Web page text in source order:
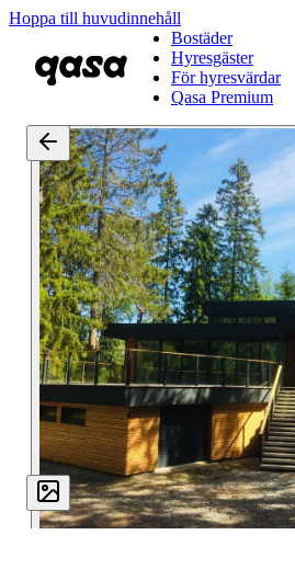
Hoppa till huvudinnehåll
Bostäder
Hyresgäster
För hyresvärdar
Qasa Premium